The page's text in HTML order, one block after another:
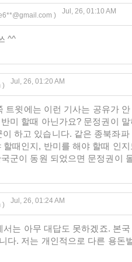
) Jul, 26, 01:10 AM
^^
) Jul, 26, 01:20 AM
트윗에는 이런 기사는 공유가
미 할때 아닌가요? 문정권이
하고 있습니다. 같은 종북좌
할때인지, 반미를 해야 할때 인
군이 동원 되었으면 문정권이
) Jul, 26, 01:24 AM
서는 아무 대답도 못하겠죠. 본
다. 저는 개인적으로 다른 용돈